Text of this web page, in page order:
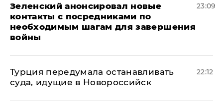
Зеленский анонсировал новые
контакты с посредниками по
необходимым шагам для завершения
войны
23:09
Турция передумала останавливать
суда, идущие в Новороссийск
22:12